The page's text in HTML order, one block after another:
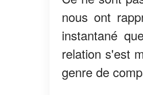
nous ont
instantané
relation s'est
genre de